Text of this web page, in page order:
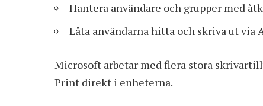
Hantera användare och grupper med
Låta användarna hitta och skriva ut via
Microsoft arbetar med flera stora
Print direkt i enheterna.